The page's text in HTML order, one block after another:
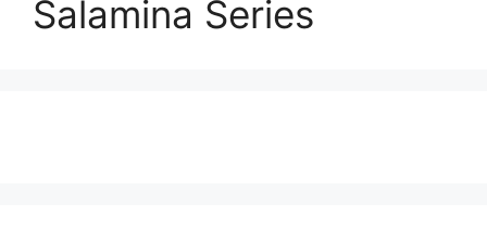
Salamina Series